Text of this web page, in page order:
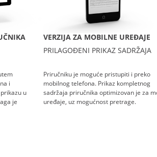
i
u
je
VERZIJA ZA MOBILNE UREĐAJE
PRILAGOĐENI PRIKAZ SADRŽAJA
Priručniku je moguće pristupiti i preko
mobilnog telefona. Prikaz kompletnog
sadržaja priručnika optimizovan je za
uređaje, uz mogućnost pretrage.